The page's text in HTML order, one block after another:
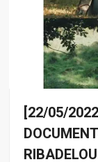
Eventos
[22/05/